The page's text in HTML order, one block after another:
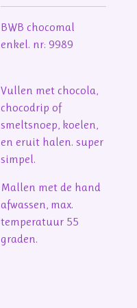
BWB chocomal
enkel. nr: 9989
Vullen met chocola,
chocodrip of
smeltsnoep, koelen,
en eruit halen. super
simpel.
Mallen met de hand
afwassen, max.
temperatuur 55
graden.